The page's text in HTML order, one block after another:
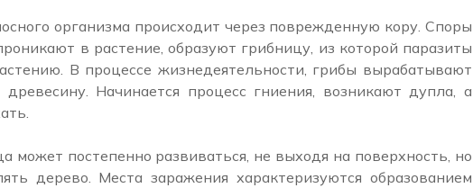
организма происходит через поврежденную кору. Споры
в растение, образуют грибницу, из которой паразиты
В процессе жизнедеятельности, грибы вырабатывают
Начинается процесс гниения, возникают дупла, а
может постепенно развиваться, не выходя на поверхность, но
дерево. Места заражения характеризуются образованием